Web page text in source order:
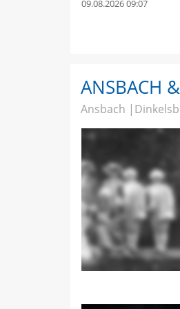
09.08.2026 09:07
ANSBACH
Ansbach